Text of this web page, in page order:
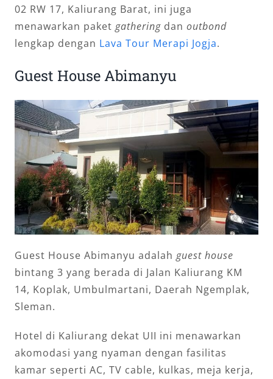
02 RW 17, Kaliurang Barat, ini juga
menawarkan paket gatheringdan outbond
lengkap dengan Lava Tour Merapi Jogja.
Guest House Abimanyu
Guest House Abimanyu adalah guest house
bintang 3 yang berada di Jalan Kaliurang KM
14, Koplak, Umbulmartani, Daerah Ngemplak,
Sleman.
Hotel di Kaliurang dekat UII ini menawarkan
akomodasi yang nyaman dengan fasilitas
kamar seperti AC, TV cable, kulkas, meja kerja,